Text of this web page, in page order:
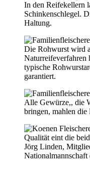
In den Reifekellern
Schinkenschlegel.
Haltung.
Die Rohwurst wird
Naturreifeverfahren
typische
garantiert.
Alle Gewürze,, die
bringen, mahlen die
Qualität eint die
Jörg Linden,
Nationalmannschaft